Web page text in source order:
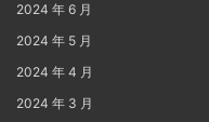
2024 年 6 月
2024 年 5 月
2024 年 4 月
2024 年 3 月